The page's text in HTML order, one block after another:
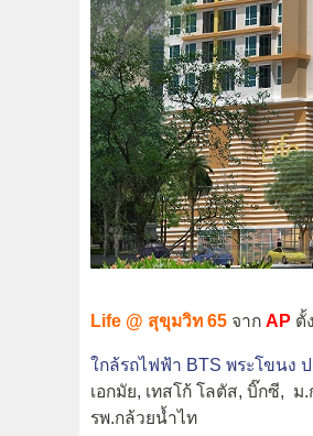
Life @ สุขุมวิท 65 จาก AP ตั้
ใกล้รถไฟฟ้า BTS พระโขนง
เอกมัย, เทสโก้ โลตัส, บิ๊กซี, ม
รพ.กล้วยน้ำไท